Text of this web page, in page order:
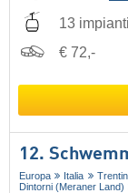
13
€ 72,-
12.
Europa Italia
Dintorni (Meraner Land)